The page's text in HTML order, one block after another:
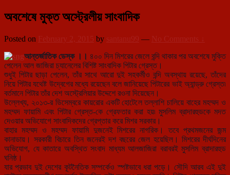
অবশেষে মুক্ত অস্ট্রেলীয় সাংবাদিক
Posted on February 2, 2015 by santanu99 — No Comments ↓
আন্তর্জাতিক ডেস্ক ।। ৪০০ দিন মিশরের জেলে বন্দি থাকার পর অবশেষে মুক্তি
পেলেন আল জাজিরা চ্যানেলের বিশিষ্ট সাংবাদিক পিটার গ্রেস্ত।
শুধুই পিটার ছাড়া পেলেন, তাঁর সাথে আরো দুই সহকর্মীও বন্দি অবস্থায় রয়েছে, তাঁদের
নিয়ে পিটার যথেষ্ট উদ্বেগের মধ্যে রয়েছেন বলে জানিয়েছে পিটারের ভাই অ্যান্ড্রু গ্রেস্ত৷
বর্তমানে পিটার তাঁর দেশ অস্ট্রেলিয়ার উদ্দেশে রওনা দিয়েছেন।
উল্লেখ্য, ২০১৩-র ডিসেম্বরে কায়রোর একটি হোটেলে তল্লাশি চালিয়ে বাহের মহম্মদ ও
মহম্মদ ফায়ামি এবং পিটার গ্রেস্ত-কে গ্রেফতার করা হয়৷ মুসলিম ব্রাদারহুডকে মদত
দেওয়ার অভিযোগে সাংবাদিকদের গ্রেপ্তার করে মিশর সরকার।
বাহার মহম্মদ ও মহম্মদ ফায়ামি দুজনেই মিশরের নাগরিক। তবে প্রথমজনের জন্ম
কানাডায়। সরকারী বিচারে তিন জনেরই দশ বছরের জেল হয়েছিল। মিশরের দীর্ঘদিনের
অভিযোগ, যে কাতারে অবস্থিত সংবাদ মাধ্যম আলজাজিরা বরাবরই মুসলিম ব্রাদারহুড
ঘনিষ্ঠ।
যার প্রভাব দুই দেশের কূটনৈতিক সম্পর্কেও স্পষ্টভাবে ধরা পড়ে। সৌদি আরব এই দুই